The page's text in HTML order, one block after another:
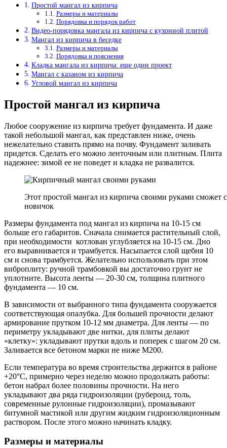
Простой мангал из кирпича
Размеры и материалы
Порядовка и порядок работ
Видео-порядовка мангала из кирпича с кухонной плитой
Мангал из кирпича в беседке
Размеры и материалы
Порядовка и пояснения
Кладка мангала из кирпича: еще один проект
Мангал с казаном из кирпича
Угловой мангал из кирпича
Простой мангал из кирпича
Любое сооружение из кирпича требует фундамента. И даже
такой небольшой мангал, как представлен ниже, очень
нежелательно ставить прямо на почву. Фундамент заливать
придется. Сделать его можно ленточным или плитным. Плита
надежнее: зимой ее не поведет и кладка не развалится.
Этот простой мангал из кирпича своими руками сможет
новичок
Размеры фундамента под мангал из кирпича на 10-15 см
больше его габаритов. Сначала снимается растительный слой,
при необходимости котлован углубляется на 10-15 см. Дно
его выравнивается и трамбуется. Насыпается слой щебня 10
см и снова трамбуется. Желательно использовать при этом
виброплиту: ручной трамбовкой вы достаточно грунт не
уплотните. Высота ленты — 20-30 см, толщина плитного
фундамента — 10 см.
В зависимости от выбранного типа фундамента сооружается
соответствующая опалубка. Для большей прочности делают
армирование прутком 10-12 мм диаметра. Для ленты — по
периметру укладывают две нитки, для плиты делают
«клетку»: укладывают прутки вдоль и поперек с шагом 20 см.
Заливается все бетоном марки не ниже М200.
Если температура во время строительства держится в районе
+20°C, примерно через неделю можно продолжать работы:
бетон набрал более половины прочности. На него
укладывают два ряда гидроизоляции (рубероид, толь,
современные рулонные гидроизоляции), промазывают
битумной мастикой или другим жидким гидроизоляционным
раствором. После этого можно начинать кладку.
Размеры и материалы